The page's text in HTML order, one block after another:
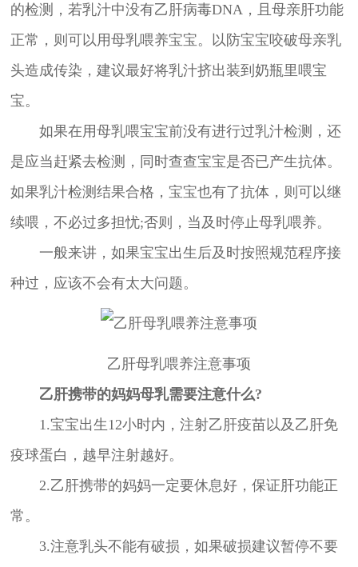
的检测，若乳汁中没有乙肝病毒DNA，且母亲肝功能
正常，则可以用母乳喂养宝宝。以防宝宝咬破母亲乳
头造成传染，建议最好将乳汁挤出装到奶瓶里喂宝
宝。
如果在用母乳喂宝宝前没有进行过乳汁检测，还
是应当赶紧去检测，同时查查宝宝是否已产生抗体。
如果乳汁检测结果合格，宝宝也有了抗体，则可以继
续喂，不必过多担忧;否则，当及时停止母乳喂养。
一般来讲，如果宝宝出生后及时按照规范程序接
种过，应该不会有太大问题。
乙肝母乳喂养注意事项
乙肝携带的妈妈母乳需要注意什么?
1.宝宝出生12小时内，注射乙肝疫苗以及乙肝免
疫球蛋白，越早注射越好。
2.乙肝携带的妈妈一定要休息好，保证肝功能正
常。
3.注意乳头不能有破损，如果破损建议暂停不要